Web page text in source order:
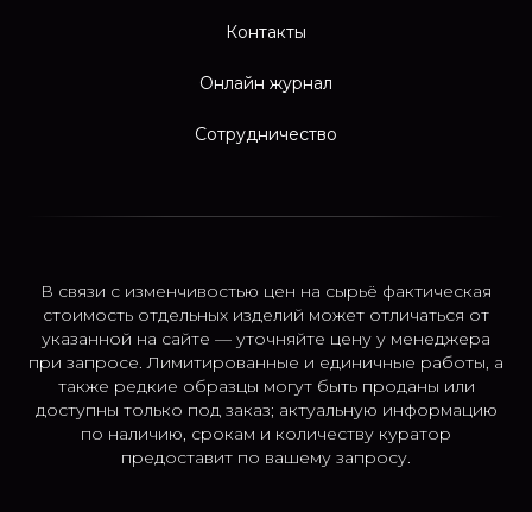
Контакты
Онлайн журнал
Сотрудничество
В связи с изменчивостью цен на сырьё фактическая
стоимость отдельных изделий может отличаться от
указанной на сайте — уточняйте цену у менеджера
при запросе. Лимитированные и единичные работы, а
также редкие образцы могут быть проданы или
доступны только под заказ; актуальную информацию
по наличию, срокам и количеству куратор
предоставит по вашему запросу.